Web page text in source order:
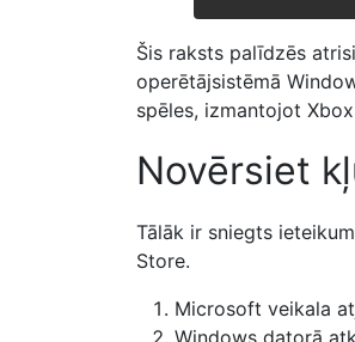
Šis raksts palīdzēs
operētājsistēmā
spēles, izmantojot
Novērsiet
Tālāk ir sniegts
Store.
Microsoft veikala
Windows datorā